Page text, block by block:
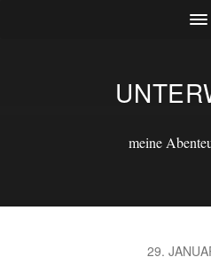
meine
29.